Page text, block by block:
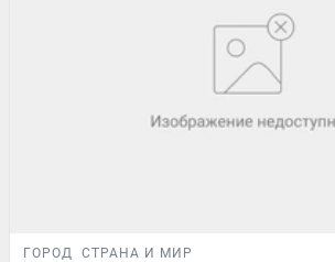
ГОРОД СТРАНА И МИР